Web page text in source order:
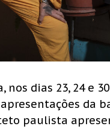
dias 23, 24 e
da
paulista